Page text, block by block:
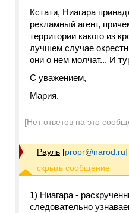
Кстати, Ниагара
рекламный агент,
территории какого из
лучшем случае
они о нем молчат... И
С уважением,
Мария.
[Нет ответов на это
Рауль [propr@narod.ru]
1) Ниагара -
следовательно